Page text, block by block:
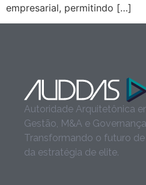
empresarial, permitindo […]
Autoridade Arquitetônica
Gestão, M&A e
Transformando o futuro
da estratégia de elite.